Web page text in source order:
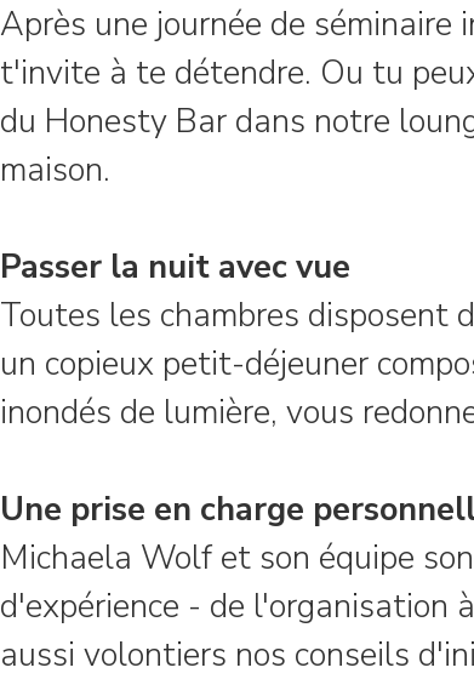
Après une journée de
t'invite à te détendre. Ou tu
du Honesty Bar dans notre
maison.
Passer la nuit avec vue
Toutes les chambres disposent
un copieux petit-déjeuner
inondés de lumière, vous
Une prise en charge
Michaela Wolf et son équipe
d'expérience - de l'organisation
aussi volontiers nos conseils